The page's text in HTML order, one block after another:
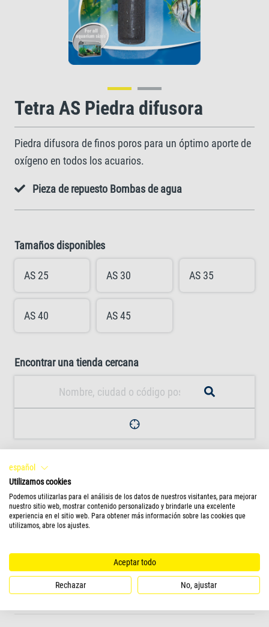
Tetra AS Piedra difusora
Piedra difusora de finos poros para un óptimo aporte de
oxígeno en todos los acuarios.
Pieza de repuesto Bombas de agua
Tamaños disponibles
AS 25 AS 30 AS 35
AS 40 AS 45
Encontrar una tienda cercana
Detalles
salida del aire uniforme en pequeñas burbujas
escasa resistencia a la presión
acabado de calidad con una larga vida útil
español
Utilizamos cookies
Podemos utilizarlas para el análisis de los datos de nuestros visitantes, para mejorar
nuestro sitio web, mostrar contenido personalizado y brindarle una excelente
experiencia en el sitio web. Para obtener más información sobre las cookies que
utilizamos, abre los ajustes.
Aceptar todo
Rechazar No, ajustar